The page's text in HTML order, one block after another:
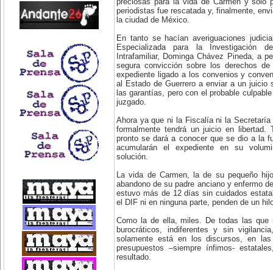
periodistas fue rescatada y, finalmente,
la ciudad de México.
En tanto se hacían averiguaciones
Especializada para la Investigación
Intrafamiliar, Dominga Chávez Pineda, a
segura convicción sobre los derechos
expediente ligado a los convenios y
al Estado de Guerrero a enviar a un juicio
las garantías, pero con el probable
juzgado.
Ahora ya que ni la Fiscalía ni la
formalmente tendrá un juicio en libertad.
pronto se dará a conocer que se dio a la
acumularán el expediente en su
solución.
La vida de Carmen, la de su pequeño
abandono de su padre anciano y enfermo
estuvo más de 12 días sin cuidados
el DIF ni en ninguna parte, penden de un
Como la de ella, miles. De todas las que
burocráticos, indiferentes y sin
solamente está en los discursos, en
presupuestos –siempre ínfimos-
resultado.